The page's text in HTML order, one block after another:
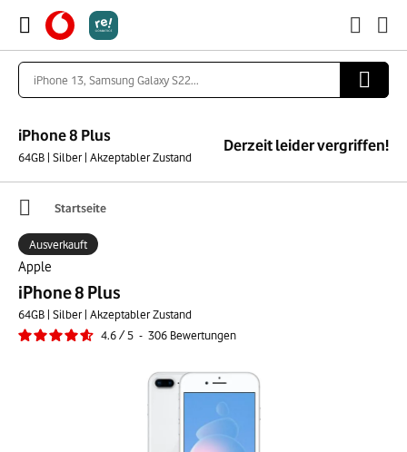
iPhone 8 Plus
64GB | Silber | Akzeptabler Zustand
Derzeit leider vergriffen!
Startseite
Apple
iPhone 8 Plus
64GB | Silber | Akzeptabler Zustand
4.6/5 - 306 Bewertungen
Ausverkauft